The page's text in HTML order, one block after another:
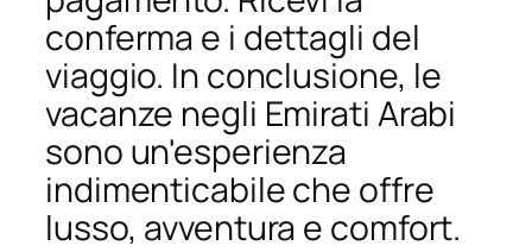
conferma e i dettagli del
viaggio. In conclusione, le
vacanze negli Emirati Arabi
sono un'esperienza
indimenticabile che offre
lusso, avventura e comfort.